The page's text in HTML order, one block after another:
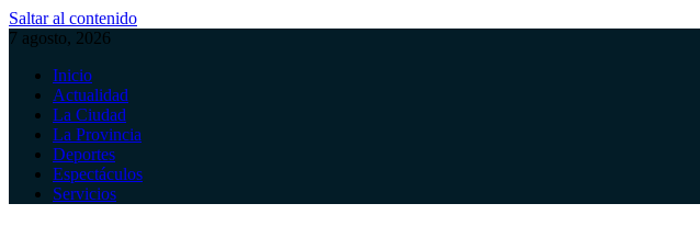
Saltar al contenido
7 agosto, 2026
Inicio
Actualidad
La Ciudad
La Provincia
Deportes
Espectáculos
Servicios